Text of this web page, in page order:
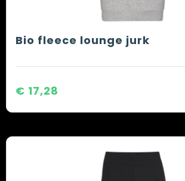
Bio fleece lounge jurk
€ 17,28